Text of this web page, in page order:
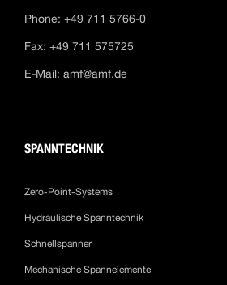
Phone: +49 711 5766-0
Fax: +49 711 575725
E-Mail: amf@amf.de
SPANNTECHNIK
Zero-Point-Systems
Hydraulische Spanntechnik
Schnellspanner
Mechanische Spannelemente